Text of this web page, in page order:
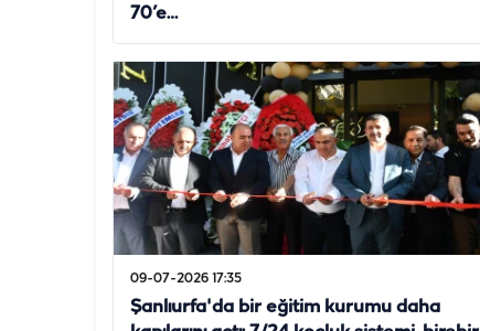
70’e…
09-07-2026 17:35
Şanlıurfa'da bir eğitim kurumu daha